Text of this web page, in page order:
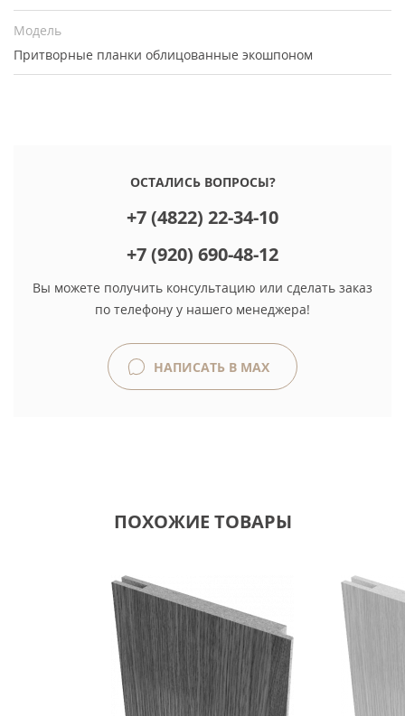
Модель
Притворные планки облицованные экошпоном
ОСТАЛИСЬ ВОПРОСЫ?
+7 (4822) 22-34-10
+7 (920) 690-48-12
Вы можете получить консультацию или сделать заказ
по телефону у нашего менеджера!
НАПИСАТЬ В MAX
ПОХОЖИЕ ТОВАРЫ